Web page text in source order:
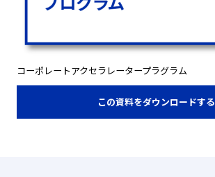
コーポレートアクセラレータープラグラム
この資料をダウンロードする